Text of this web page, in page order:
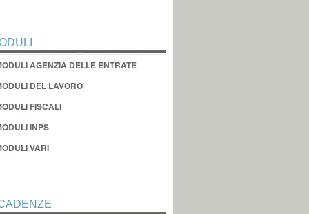
AGENZIA DELLE ENTRATE
DEL LAVORO
FISCALI
INPS
VARI